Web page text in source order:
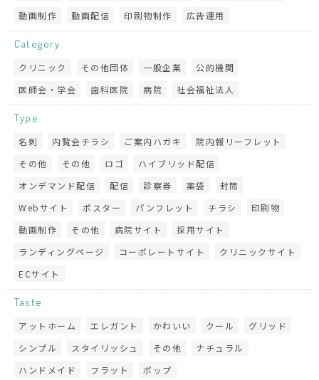
動画制作
動画配信 印刷物制作 広告運用
Category
クリニック その他団体 一般企業
公的機関
医師会・学会
歯科医院 病院 社会福祉法人
Type
名刺 内覧会チラシ ご案内ハガキ
院内報リーフレット
その他
その他 ロゴ
ハイブリッド配信
オンデマンド配信
配信 診察券 薬袋
封筒
Webサイト
ポスター パンフレット チラシ
印刷物
動画制作
その他 病院サイト
採用サイト
ランディングページ
コーポレートサイト
クリニックサイト
ECサイト
Taste
アットホーム エレガント かわいい クール
グリッド
シンプル
スタイリッシュ その他
ナチュラル
ハンドメイド
フラット ポップ